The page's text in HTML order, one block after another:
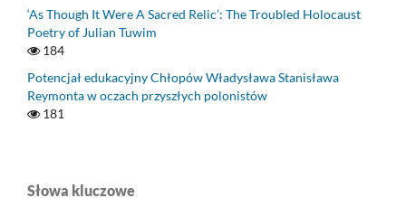
‘As Though It Were A Sacred Relic’: The Troubled Holocaust
Poetry of Julian Tuwim
184
Potencjał edukacyjny Chłopów Władysława Stanisława
Reymonta w oczach przyszłych polonistów
181
Słowa kluczowe